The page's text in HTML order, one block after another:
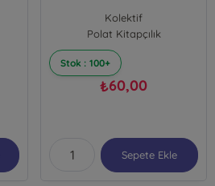
Kolektif
Polat Kitapçılık
Stok : 100+
₺60,00
Sepete Ekle